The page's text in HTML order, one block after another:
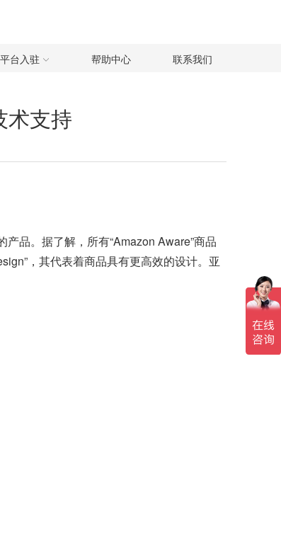
平台入驻 帮助中心 联系我们
术支持
品。据了解，所有“Amazon Aware”商品
，其代表着商品具有更高效的设计。亚